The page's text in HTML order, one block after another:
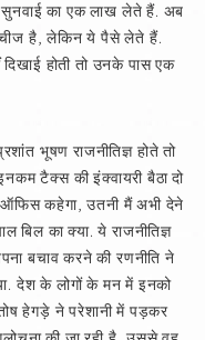
का एक लाख लेते हैं. अब
है, लेकिन ये पैसे लेते हैं.
होती तो उनके पास एक
भूषण राजनीतिज्ञ होते तो
टैक्स की इंक्वायरी बैठा दो
ऑफिस कहेगा, उतनी मैं अभी देने
का क्या. ये राजनीतिज्ञ
बचाव करने की रणनीति ने
देश के लोगों के मन में इनको
हेगड़े ने परेशानी में पड़कर